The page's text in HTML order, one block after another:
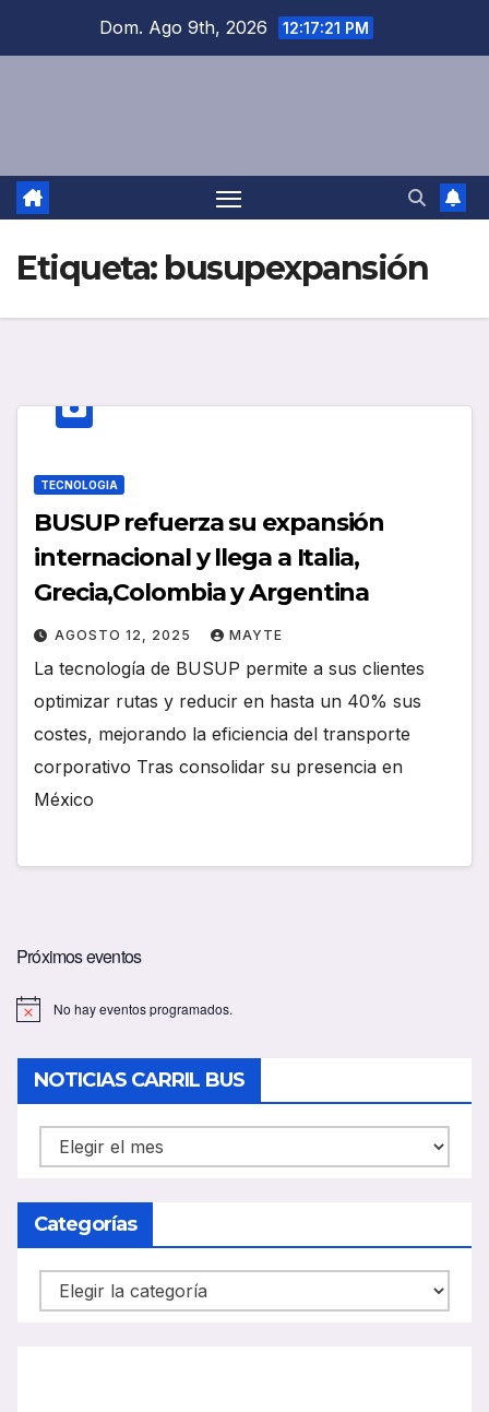
Dom. Ago 9th, 2026 12:17:21 PM
Etiqueta: busupexpansión
TECNOLOGIA
BUSUP refuerza su expansión
internacional y llega a Italia,
Grecia,Colombia y Argentina
AGOSTO 12, 2025 MAYTE
La tecnología de BUSUP permite a sus clientes
optimizar rutas y reducir en hasta un 40% sus
costes, mejorando la eficiencia del transporte
corporativo Tras consolidar su presencia en
México
Próximos eventos
No hay eventos programados.
NOTICIAS CARRIL BUS
NOTICIAS
CARRIL
BUS
Categorías
Categorías